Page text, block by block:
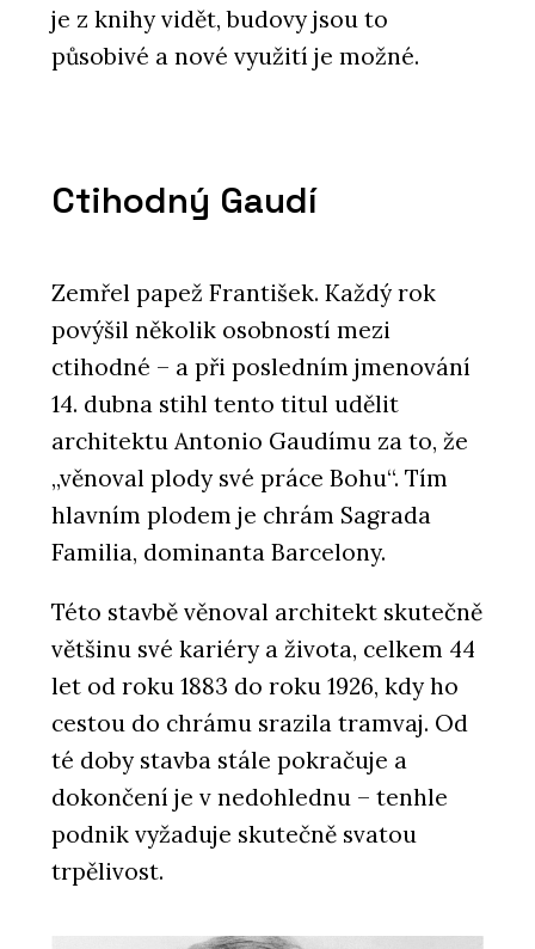
je z knihy vidět, budovy jsou to
působivé a nové využití je možné.
Ctihodný Gaudí
Zemřel papež František. Každý rok
povýšil několik osobností mezi
ctihodné – a při posledním jmenování
14. dubna stihl tento titul udělit
architektu Antonio Gaudímu za to, že
„věnoval plody své práce Bohu“. Tím
hlavním plodem je chrám Sagrada
Familia, dominanta Barcelony.
Této stavbě věnoval architekt skutečně
většinu své kariéry a života, celkem 44
let od roku 1883 do roku 1926, kdy ho
cestou do chrámu srazila tramvaj. Od
té doby stavba stále pokračuje a
dokončení je v nedohlednu – tenhle
podnik vyžaduje skutečně svatou
trpělivost.